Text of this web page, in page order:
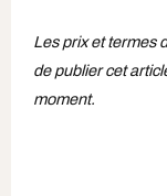
Les prix et termes
de publier cet
moment.